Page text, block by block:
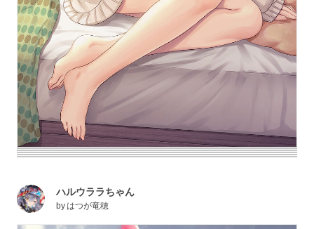
ハルウララちゃん
byはつが竜穂